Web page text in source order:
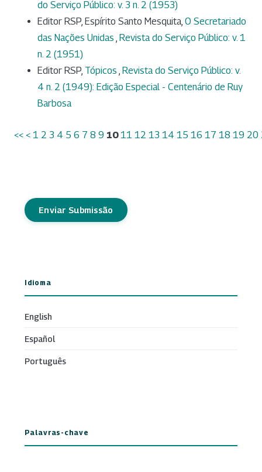
do Serviço Público: v. 3 n. 2 (1953)
Editor RSP, Espírito Santo Mesquita, O Secretariado
das Nações Unidas , Revista do Serviço Público: v. 1
n. 2 (1951)
Editor RSP, Tópicos , Revista do Serviço Público: v.
4 n. 2 (1949): Edição Especial - Centenário de Ruy
Barbosa
<< < 1 2 3 4 5 6 7 8 9 10 11 12 13 14 15 16 17 18 19 20
Enviar Submissão
Idioma
English
Español
Português
Palavras-chave